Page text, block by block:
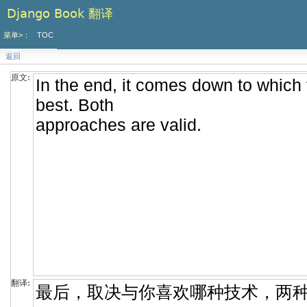
Django Book 翻译
菜单>： TOC
返回
原文:
翻译: